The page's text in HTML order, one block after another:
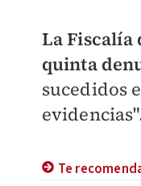
La Fiscalía
quinta
sucedidos
Te